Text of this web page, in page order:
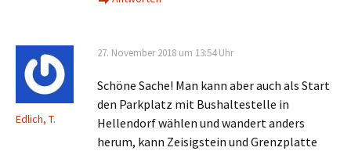
Edlich, T.
27. November 2018 um 13:54 Uhr
Schöne Sache! Man kann aber auch als Start
den Parkplatz mit Bushaltestelle in
Hellendorf wählen und wandert anders
herum, kann Zeisigstein und Grenzplatte